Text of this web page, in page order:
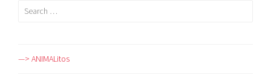
Search
—> ANIMALitos